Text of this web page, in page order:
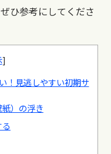
ひ参考にしてくださ
]
！見逃しやすい初期サ
）の浮き